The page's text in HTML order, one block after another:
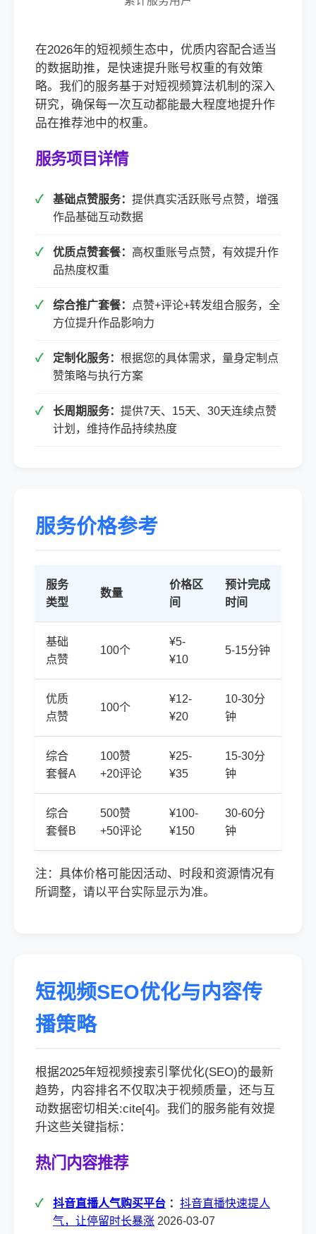
在2026年的短视频生态中，优质内容配合适当
的数据助推，是快速提升账号权重的有效策
略。我们的服务基于对短视频算法机制的深入
研究，确保每一次互动都能最大程度地提升作
品在推荐池中的权重。
服务项目详情
基础点赞服务： 提供真实活跃账号点赞，增强
作品基础互动数据
优质点赞套餐： 高权重账号点赞，有效提升作
品热度权重
综合推广套餐：
点赞+评论+转发组合服务，全
方位提升作品影响力
定制化服务： 根据您的具体需求，量身定制点
赞策略与执行方案
长周期服务： 提供7天、15天、30天连续点赞
计划，维持作品持续热度
服务价格参考
服务
类型
数量
价格区
间
预计完成
时间
基础
点赞
100个
¥5-
¥10
5-15分钟
优质
点赞
100个
¥12-
¥20
10-30分
钟
综合
套餐A
100赞
+20评论
¥25-
¥35
15-30分
钟
综合
套餐B
500赞
+50评论
¥100-
¥150
30-60分
钟
注：具体价格可能因活动、时段和资源情况有
所调整，请以平台实际显示为准。
短视频SEO优化与内容传
播策略
根据2025年短视频搜索引擎优化(SEO)的最新
趋势，内容排名不仅取决于视频质量，还与互
动数据密切相关:cite[4]。我们的服务能有效提
升这些关键指标：
热门内容推荐
抖音直播人气购买平台 ： 抖音直播快速提人
气，让停留时长暴涨 2026-03-07